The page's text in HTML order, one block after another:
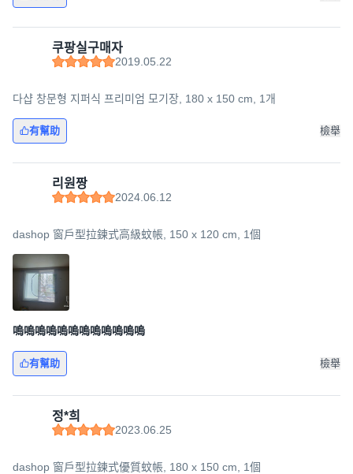
쿠팡실구매자
2019.05.22
다샵 창문형 지퍼식 프리미엄 모기장, 180 x 150 cm, 1개
有幫助 檢舉
리원짱
2024.06.12
dashop 窗戶型拉鍊式高級蚊帳, 150 x 120 cm, 1個
嗚嗚嗚嗚嗚嗚嗚嗚嗚嗚嗚嗚
有幫助 檢舉
정*희
2023.06.25
dashop 窗戶型拉鍊式優質蚊帳, 180 x 150 cm, 1個